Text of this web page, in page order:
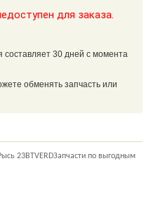
для заказа.
составляет 30 дней с момента
обменять запчасть или
23BTVERDЗапчасти по выгодным